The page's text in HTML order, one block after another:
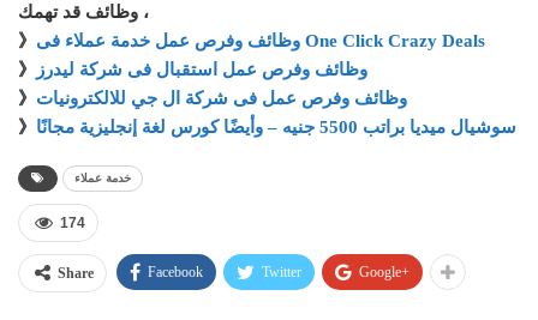
وظائف قد تهمك ،
》
وظائف وفرص عمل خدمة عملاء فى One Click Crazy Deals
》
وظائف وفرص عمل استقبال فى شركة ليدرز
》 وظائف وفرص عمل فى شركة ال جي للالكترونيات
》
سوشيال ميديا براتب 5500 جنيه – وأيضًا كورس لغة إنجليزية مجانًا
خدمة عملاء
174
Share Facebook Twitter Google+